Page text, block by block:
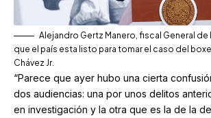
Alejandro Gertz Manero, fiscal General de
que el país esta listo para tomar el caso del
Chávez Jr.
“Parece que ayer hubo una cierta
dos audiencias: una por unos delitos
en investigación y la otra que es la de la